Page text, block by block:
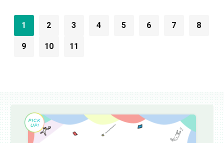
1 2 3 4 5 6 7 8
9 10 11